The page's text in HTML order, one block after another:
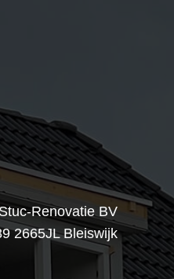
Renovatie BV
2665JL Bleiswijk